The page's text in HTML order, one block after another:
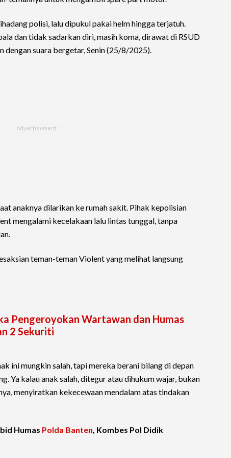
polisi, lalu dipukul pakai helm hingga terjatuh.
dan tidak sadarkan diri, masih koma, dirawat di RSUD
dengan suara bergetar, Senin (25/8/2025).
anaknya dilarikan ke rumah sakit. Pihak kepolisian
mengalami kecelakaan lalu lintas tunggal, tanpa
teman-teman Violent yang melihat langsung
Pengeroyokan Wartawan dan Humas
2 Sekuriti
ini mungkin salah, tapi mereka berani bilang di depan
Ya kalau anak salah, ditegur atau dihukum wajar, bukan
menyiratkan kekecewaan mendalam atas tindakan
Humas Polda Banten, Kombes Pol Didik